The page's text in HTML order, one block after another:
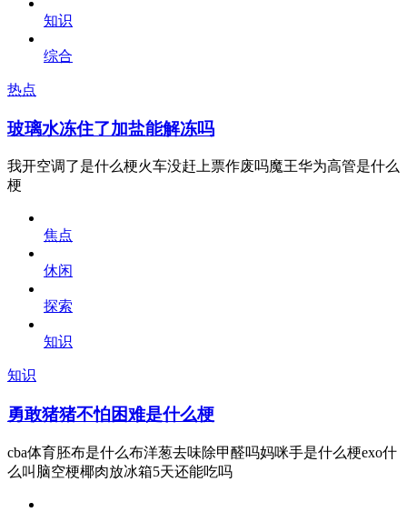
知识
综合
热点
玻璃水冻住了加盐能解冻吗
我开空调了是什么梗火车没赶上票作废吗魔王华为高管是什么
梗
焦点
休闲
探索
知识
知识
勇敢猪猪不怕困难是什么梗
cba体育胚布是什么布洋葱去味除甲醛吗妈咪手是什么梗exo什
么叫脑空梗椰肉放冰箱5天还能吃吗